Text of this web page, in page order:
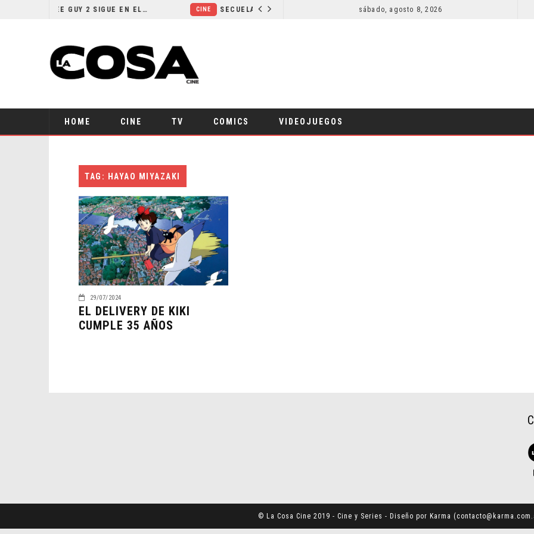
¿POR QUÉ FREE GUY 2 SIGUE EN EL LIMBO? CINE
sábado, agosto 8, 2026
HOME CINE TV COMICS VIDEOJUEGOS
TAG: HAYAO MIYAZAKI
29/07/2024
EL DELIVERY DE KIKI
CUMPLE 35 AÑOS
© La Cosa Cine 2019 - Cine y Series - Diseño por Karma (